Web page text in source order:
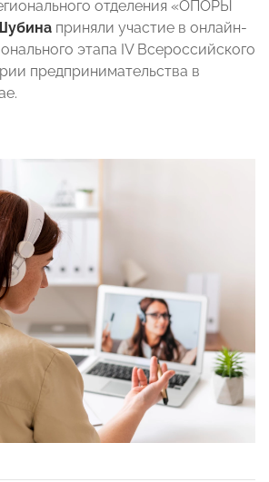
отделения «ОПОРЫ
приняли участие в онлайн-
этапа IV Всероссийского
предпринимательства в